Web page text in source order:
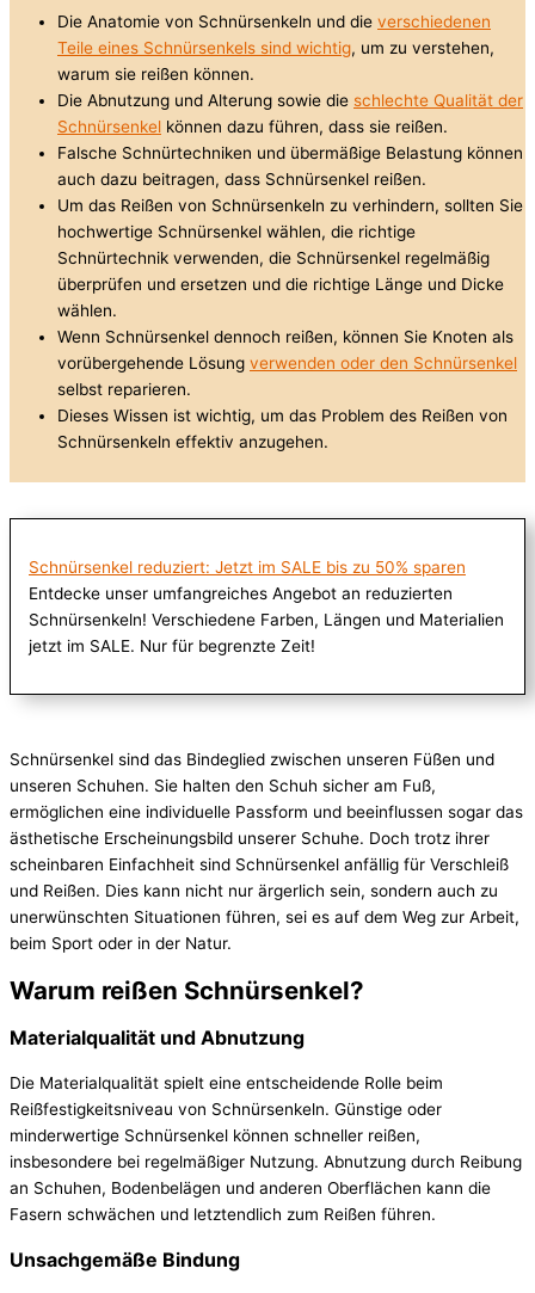
Die Anatomie von Schnürsenkeln und die verschiedenen
Teile eines Schnürsenkels sind wichtig, um zu verstehen,
warum sie reißen können.
Die Abnutzung und Alterung sowie die schlechte Qualität der
Schnürsenkel können dazu führen, dass sie reißen.
Falsche Schnürtechniken und übermäßige Belastung können
auch dazu beitragen, dass Schnürsenkel reißen.
Um das Reißen von Schnürsenkeln zu verhindern, sollten Sie
hochwertige Schnürsenkel wählen, die richtige
Schnürtechnik verwenden, die Schnürsenkel regelmäßig
überprüfen und ersetzen und die richtige Länge und Dicke
wählen.
Wenn Schnürsenkel dennoch reißen, können Sie Knoten als
vorübergehende Lösung verwenden oder den Schnürsenkel
selbst reparieren.
Dieses Wissen ist wichtig, um das Problem des Reißen von
Schnürsenkeln effektiv anzugehen.
Schnürsenkel reduziert: Jetzt im SALE bis zu 50% sparen
Entdecke unser umfangreiches Angebot an reduzierten
Schnürsenkeln! Verschiedene Farben, Längen und Materialien
jetzt im SALE. Nur für begrenzte Zeit!
Schnürsenkel sind das Bindeglied zwischen unseren Füßen und
unseren Schuhen. Sie halten den Schuh sicher am Fuß,
ermöglichen eine individuelle Passform und beeinflussen sogar das
ästhetische Erscheinungsbild unserer Schuhe. Doch trotz ihrer
scheinbaren Einfachheit sind Schnürsenkel anfällig für Verschleiß
und Reißen. Dies kann nicht nur ärgerlich sein, sondern auch zu
unerwünschten Situationen führen, sei es auf dem Weg zur Arbeit,
beim Sport oder in der Natur.
Warum reißen Schnürsenkel?
Materialqualität und Abnutzung
Die Materialqualität spielt eine entscheidende Rolle beim
Reißfestigkeitsniveau von Schnürsenkeln. Günstige oder
minderwertige Schnürsenkel können schneller reißen,
insbesondere bei regelmäßiger Nutzung. Abnutzung durch Reibung
an Schuhen, Bodenbelägen und anderen Oberflächen kann die
Fasern schwächen und letztendlich zum Reißen führen.
Unsachgemäße Bindung